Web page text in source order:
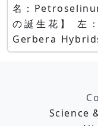
名：Petroselinum
の誕生花】 左：ガーベラ（Gerbera、学名：
Gerbera
名：Petroselinum
Science